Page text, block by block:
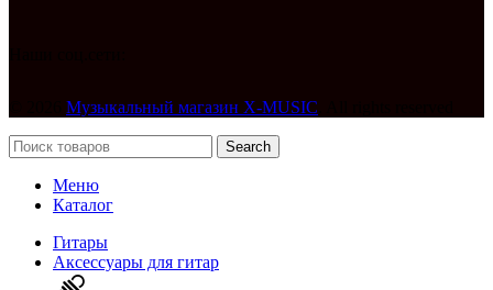
Музыкальный магазин X-MUSIC
Search
Меню
Каталог
Гитары
Аксессуары для гитар